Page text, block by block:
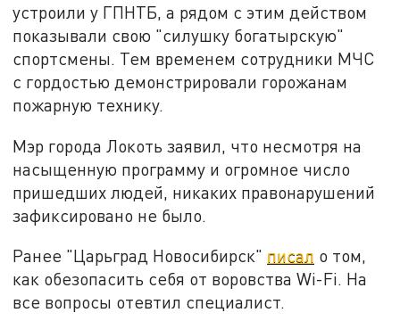
устроили у ГПНТБ, а рядом с этим действом
показывали свою "силушку богатырскую"
спортсмены. Тем временем сотрудники МЧС
с гордостью демонстрировали горожанам
пожарную технику.
Мэр города Локоть заявил, что несмотря на
насыщенную программу и огромное число
пришедших людей, никаких правонарушений
зафиксировано не было.
Ранее "Царьград Новосибирск" писал о том,
как обезопасить себя от воровства Wi-Fi. На
все вопросы отевтил специалист.